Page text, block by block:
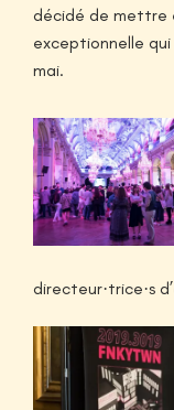
décidé de mettre
exceptionnelle
mai.
directeur·trice·s